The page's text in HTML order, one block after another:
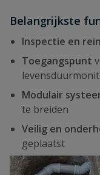
Belangrijkste
Inspectie en
Toegangspunt
Modulair
te breiden
Veilig en
geplaatst